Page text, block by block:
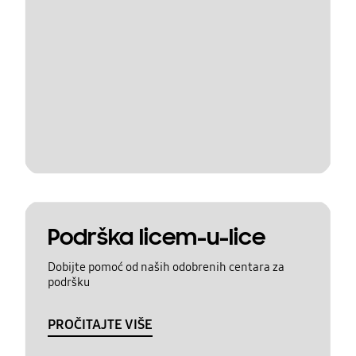
Podrška licem-u-lice
Dobijte pomoć od naših odobrenih centara za
podršku
PROČITAJTE VIŠE